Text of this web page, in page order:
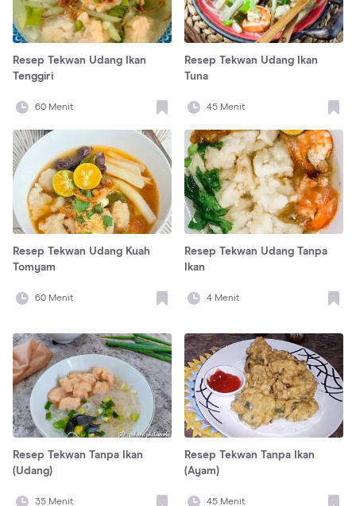
Resep Tekwan Udang Ikan
Tenggiri
60 Menit
Resep Tekwan Udang Ikan
Tuna
45 Menit
Resep Tekwan Udang Kuah
Tomyam
60 Menit
Resep Tekwan Udang Tanpa
Ikan
4 Menit
Resep Tekwan Tanpa Ikan
(Udang)
35 Menit
Resep Tekwan Tanpa Ikan
(Ayam)
45 Menit